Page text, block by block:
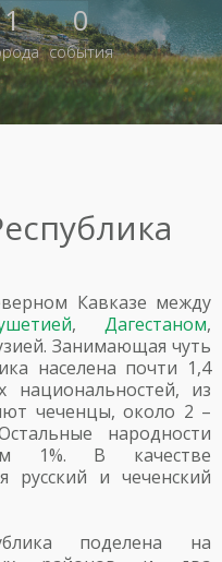
1 0
события
Кавказе между
,Дагестаном,
Занимающая чуть
населена почти 1,4
национальностей, из
чеченцы, около 2 –
народности
1%. В качестве
русский и чеченский
поделена на